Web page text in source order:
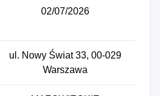
02/07/2026
ul. Nowy Świat 33, 00-029
Warszawa